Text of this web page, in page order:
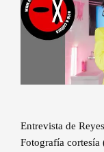
Entrevista de
Fotografía cortesía